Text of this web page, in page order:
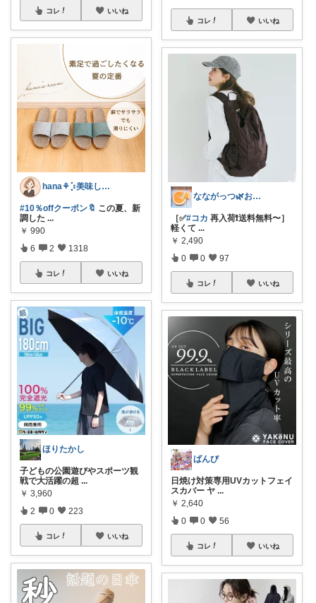
コレ いいね
hana‎‎⚘⡱美味しい暮らし🤍𐙚
#10％offクーポン🔖 この夏、新
調した ...
￥ 990
6 2 1318
コレ いいね
ほりたかし
子どもの公園遊びやスポーツ観
戦で大活躍の超 ...
￥ 3,960
2 0 223
コレ いいね
コレ いいね
なながっつ🌿お得好き！コスパも大切💛
［✅#コカ 再入荷❗️送料無料〜］
軽くて ...
￥ 2,490
0 0 97
コレ いいね
ばんび
日焼け対策専用UVカットフェイ
スカバー ヤ ...
￥ 2,640
0 0 56
コレ いいね